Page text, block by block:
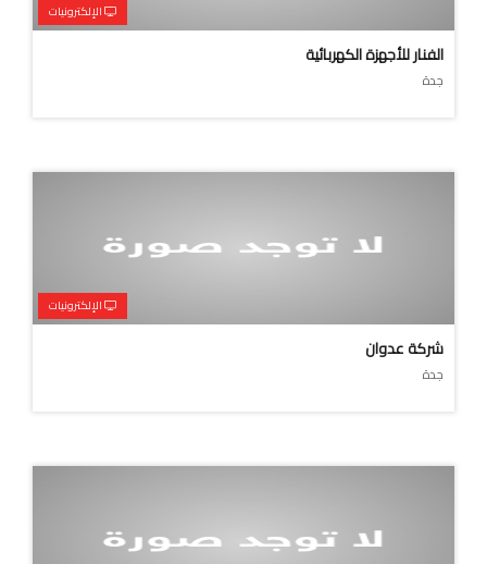
الإلكترونيات
الفنار للأجهزة الكهربائية
جدة
الإلكترونيات
شركة عدوان
جدة